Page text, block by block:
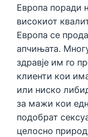
Европа поради
високиот
Европа се
апчињата.
здравје им го
клиенти кои
или ниско
за мажи кои
подобрат
целосно